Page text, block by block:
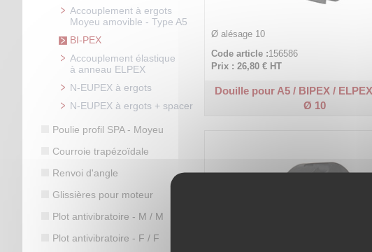
Accouplement à ergots
Moyeu amovible - Type A5
BI-PEX
Accouplement élastique
à anneau ELPEX
N-EUPEX à ergots
N-EUPEX à ergots + spacer
Poulie profil SPA - Moyeu
Courroie trapézoïdale
Renvoi d'angle
Glissières pour moteur
Plot antivibratoire - M / M
Plot antivibratoire - F / F
Ø alésage 10
Code article :156586
Prix : 26,80 € HT
Douille pour A5 / BIPEX /
Ø 10